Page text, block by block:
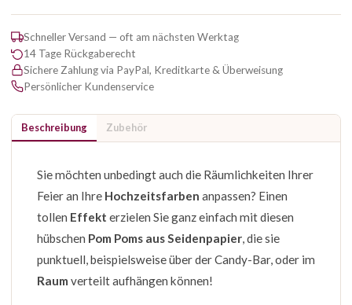
Schneller Versand — oft am nächsten Werktag
14 Tage Rückgaberecht
Sichere Zahlung via PayPal, Kreditkarte & Überweisung
Persönlicher Kundenservice
Beschreibung Zubehör
Sie möchten unbedingt auch die Räumlichkeiten Ihrer
Feier an Ihre Hochzeitsfarben anpassen? Einen
tollen Effekt erzielen Sie ganz einfach mit diesen
hübschen Pom Poms aus Seidenpapier , die sie
punktuell, beispielsweise über der Candy-Bar, oder im
Raum verteilt aufhängen können!